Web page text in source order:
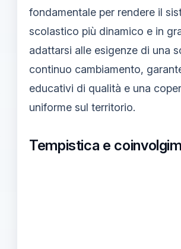
fondamentale per rendere il
scolastico più dinamico e in
adattarsi alle esigenze di una
continuo cambiamento,
educativi di qualità e una
uniforme sul territorio.
Tempistica e